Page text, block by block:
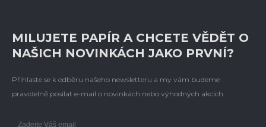
MILUJETE PAPÍR A CHCETE VĚDĚT O
NAŠICH NOVINKÁCH JAKO PRVNÍ?
Přihlaste se k odběru našeho newsletteru a my vám budeme
pravidelně posílat e-mail o novinkách nebo výhodných akcích.